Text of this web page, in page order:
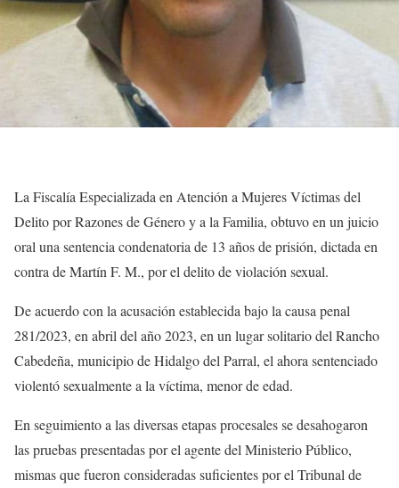
La Fiscalía Especializada en Atención a Mujeres Víctimas del
Delito por Razones de Género y a la Familia, obtuvo en un juicio
oral una sentencia condenatoria de 13 años de prisión, dictada en
contra de Martín F. M., por el delito de violación sexual.
De acuerdo con la acusación establecida bajo la causa penal
281/2023, en abril del año 2023, en un lugar solitario del Rancho
Cabedeña, municipio de Hidalgo del Parral, el ahora sentenciado
violentó sexualmente a la víctima, menor de edad.
En seguimiento a las diversas etapas procesales se desahogaron
las pruebas presentadas por el agente del Ministerio Público,
mismas que fueron consideradas suficientes por el Tribunal de